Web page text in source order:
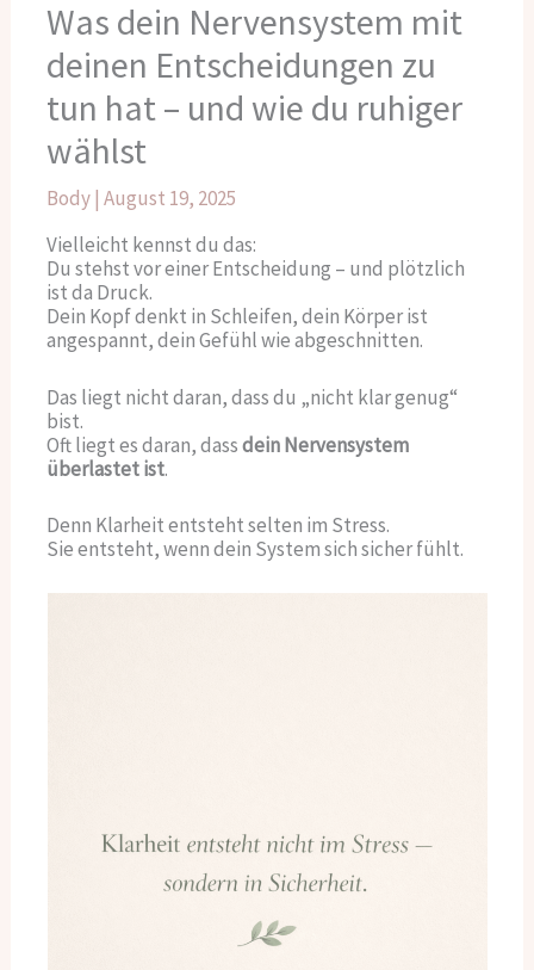
Was dein Nervensystem mit
deinen Entscheidungen zu
tun hat – und wie du ruhiger
wählst
Body|August 19, 2025
Vielleicht kennst du das:
Du stehst vor einer Entscheidung – und plötzlich
ist da Druck.
Dein Kopf denkt in Schleifen, dein Körper ist
angespannt, dein Gefühl wie abgeschnitten.
Das liegt nicht daran, dass du „nicht klar genug“
bist.
Oft liegt es daran, dassdein Nervensystem
überlastet ist.
Denn Klarheit entsteht selten im Stress.
Sie entsteht, wenn dein System sich sicher fühlt.